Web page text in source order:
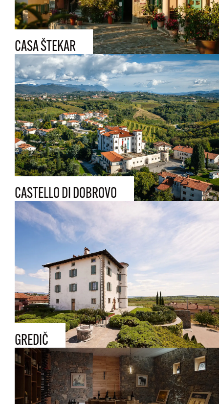
CASA ŠTEKAR
CASTELLO DI DOBROVO
GREDIČ